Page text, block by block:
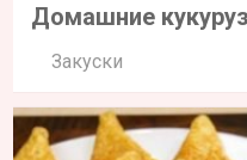
Домашние
Закуски